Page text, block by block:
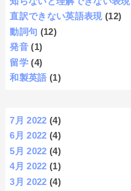
直訳できない英語表現 (12)
動詞句 (12)
発音 (1)
留学 (4)
和製英語 (1)
7月 2022 (4)
6月 2022 (4)
5月 2022 (4)
4月 2022 (1)
3月 2022 (4)